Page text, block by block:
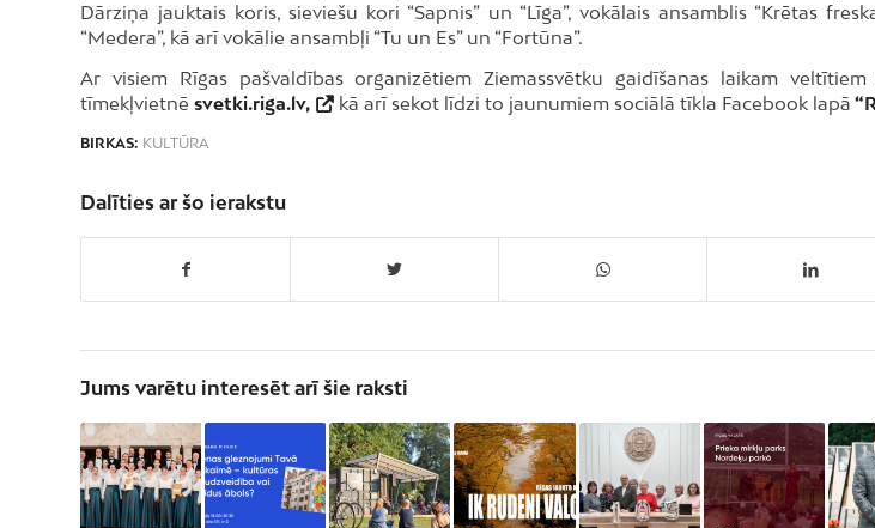
Dārziņa jauktais koris, sieviešu kori “Sapnis” un “Līga”, vokālais ansamblis “Krētas
“Medera”, kā arī vokālie ansambļi “Tu un Es” un “Fortūna”.
Ar visiem Rīgas pašvaldības organizētiem Ziemassvētku gaidīšanas laikam
tīmekļvietnē svetki.riga.lv, kā arī sekot līdzi to jaunumiem sociālā tīkla Facebook lapā
BIRKAS: KULTŪRA
Dalīties ar šo ierakstu
Jums varētu interesēt arī šie raksti